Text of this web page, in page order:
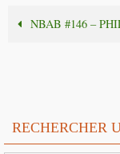
NBAB #146 –
RECHERCHER